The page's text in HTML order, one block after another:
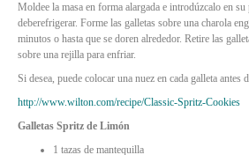
Moldee la masa en forma alargada e introdúzcalo en su
deberefrigerar. Forme las galletas sobre una charola
minutos o hasta que se doren alrededor. Retire las
sobre una rejilla para enfriar.
Si desea, puede colocar una nuez en cada galleta antes
http://www.wilton.com/recipe/Classic-Spritz-Cookies
Galletas Spritz de Limón
1 tazas de mantequilla